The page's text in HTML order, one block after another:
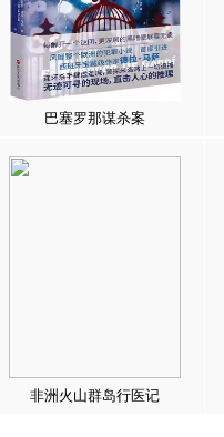
巴塞罗那谋杀案
非洲火山群岛行医记